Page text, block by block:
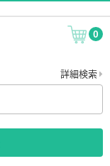
0
詳細検索